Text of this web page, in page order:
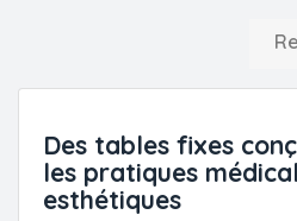
Des tables fixes
les pratiques
esthétiques